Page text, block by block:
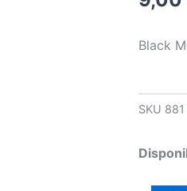
Black
SKU 881
Nuit
Noire